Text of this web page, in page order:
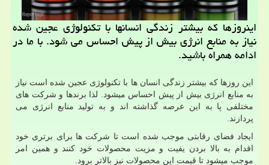
اینروزها كه بیشتر زندگی انسانها با تكنولوژی عجین شده
نیاز به منابع انرژی بیش از پیش احساس می شود. با ما در
ادامه همراه باشید.
این روزها که بیشتر زندگی انسان ها با تکنولوژی عجین شده است نیاز
به منابع انرژی بیش از پیش احساس میشود. لذا برندها و شرکت های
مختلفی پا به این عرصه گذاشته اند و به تولید منابع انرژی می
پردازند.
ایجاد فضای رقابتی موجب شده است تا شرکت ها برای برتری خود
اقدام به بالا بردن یفیت و مزیت محصولات خود کنند و همین امر
موجب میشود تا قیمت این محصولات نیز بالاتر برود.